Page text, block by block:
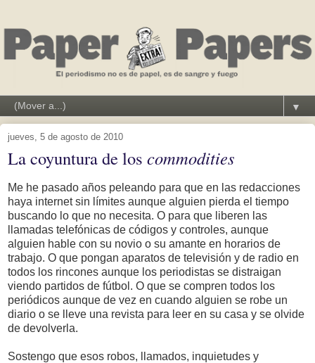
▼
jueves, 5 de agosto de 2010
La coyuntura de los commodities
Me he pasado años peleando para que en las redacciones
haya internet sin límites aunque alguien pierda el tiempo
buscando lo que no necesita. O para que liberen las
llamadas telefónicas de códigos y controles, aunque
alguien hable con su novio o su amante en horarios de
trabajo. O que pongan aparatos de televisión y de radio en
todos los rincones aunque los periodistas se distraigan
viendo partidos de fútbol. O que se compren todos los
periódicos aunque de vez en cuando alguien se robe un
diario o se lleve una revista para leer en su casa y se olvide
de devolverla.
Sostengo que esos robos, llamados, inquietudes y